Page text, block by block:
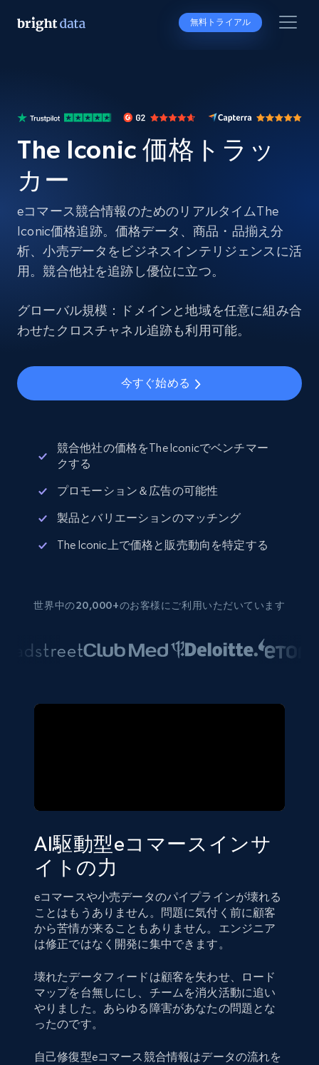
無料トライアル
The Iconic 価格トラッ
カー
eコマース競合情報のためのリアルタイムThe
Iconic価格追跡。価格データ、商品・品揃え分
析、小売データをビジネスインテリジェンスに活
用。競合他社を追跡し優位に立つ。
グローバル規模：ドメインと地域を任意に組み合
わせたクロスチャネル追跡も利用可能。
今すぐ始める
競合他社の価格をThe Iconicでベンチマー
クする
プロモーション＆広告の可能性
製品とバリエーションのマッチング
The Iconic上で価格と販売動向を特定する
世界中の20,000+のお客様にご利用いただいています
AI駆動型eコマースインサ
イトの力
eコマースや小売データのパイプラインが壊れる
ことはもうありません。問題に気付く前に顧客
から苦情が来ることもありません。エンジニア
は修正ではなく開発に集中できます。
壊れたデータフィードは顧客を失わせ、ロード
マップを台無しにし、チームを消火活動に追い
やりました。あらゆる障害があなたの問題とな
ったのです。
自己修復型eコマース競合情報はデータの流れを